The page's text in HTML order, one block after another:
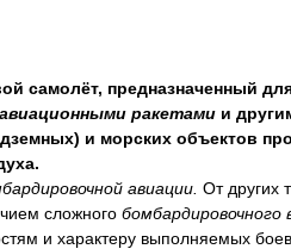
самолёт, предназначенный
ракетами и
и морских объектов
авиации. От других
сложного бомбардировочного
и характеру выполняемых